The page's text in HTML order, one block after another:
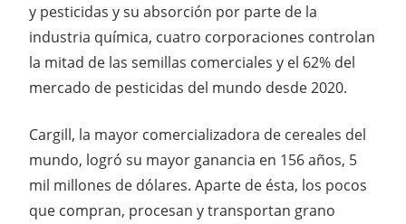
y pesticidas y su absorción por parte de la
industria química, cuatro corporaciones controlan
la mitad de las semillas comerciales y el 62% del
mercado de pesticidas del mundo desde 2020.
Cargill, la mayor comercializadora de cereales del
mundo, logró su mayor ganancia en 156 años, 5
mil millones de dólares. Aparte de ésta, los pocos
que compran, procesan y transportan grano